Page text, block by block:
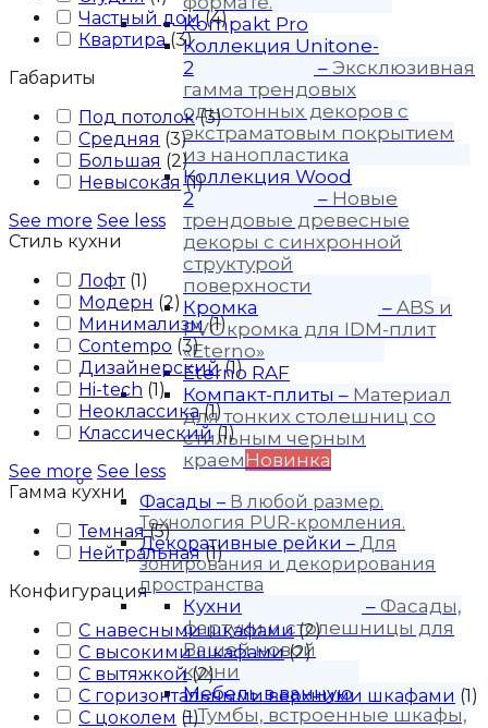
Kompakt Pro
Коллекция Unitone-
2
– Эксклюзивная
гамма трендовых
однотонных декоров с
экстраматовым покрытием
из нанопластика
Коллекция Wood
2
– Новые
трендовые древесные
декоры с синхронной
структурой
поверхности
Кромка
– ABS и
PVC кромка для IDM-плит
«Eterno»
Eterno RAF
Компакт-плиты – Материал
для тонких столешниц со
стильным черным
краемНовинка
Продукция
Фасады – В любой размер.
Технология PUR-кромления.
Декоративные рейки – Для
зонирования и декорирования
пространства
Кухни – Фасады,
фартуки и столешницы для
Вашей новой
кухни
Мебель в ванную
–Тумбы, встроенные шкафы,
Частный дом (4)
Квартира (3)
Габариты
Под потолок (3)
Средняя (3)
Большая (2)
Невысокая (1)
See more See less
Стиль кухни
Лофт (1)
Модерн (2)
Минимализм (1)
Contempo (3)
Дизайнерский (1)
Hi-tech (1)
Неоклассика (1)
Классический (1)
See more See less
Гамма кухни
Темная (5)
Нейтральная (1)
Конфигурация
С навесными шкафами (2)
С высокими шкафами (2)
С вытяжкой (2)
С горизонтальными верхними шкафами (1)
С цоколем (1)